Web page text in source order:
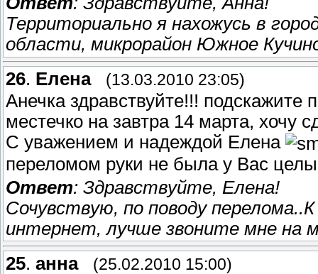
Территориально я нахожусь в
области, микрорайон Южное
26. Елена (13.03.2010 23:05)
Анечка здравствуйте!!! подскажите
местечко на завтра 14 марта, хочу
С уважением и надеждой Елена
переломом руки не была у Вас
Ответ: Здравствуйте, Елена!
Сочувствую, по поводу
интернет, лучше звоните мне на
25. анна (25.02.2010 15:00)